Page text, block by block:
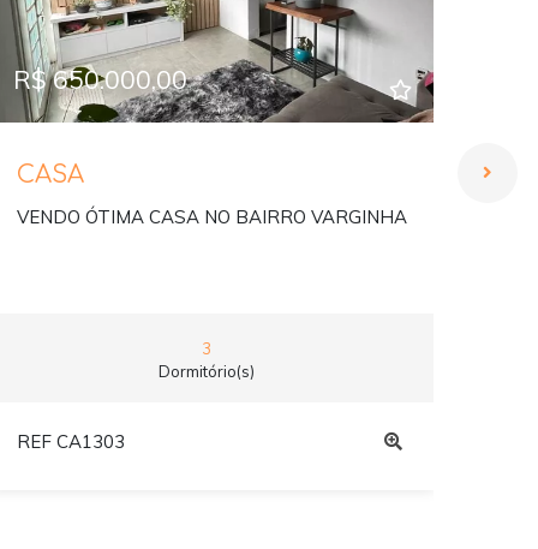
R$ 650.000,00
CASA
VENDO ÓTIMA CASA NO BAIRRO VARGINHA
3
Dormitório(s)
REF CA1303